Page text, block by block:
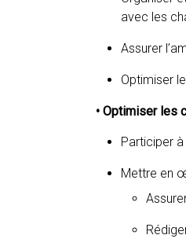
avec les
Assurer
Optimiser
• Optimiser les
Participer
Mettre en